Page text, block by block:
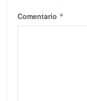
Comentario *